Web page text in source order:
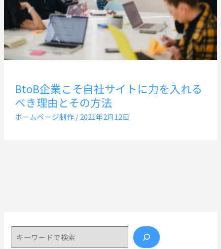
BtoB企業こそ自社サイトに力を入れる
べき理由とその方法
ホームページ制作/2021年2月12日
検索